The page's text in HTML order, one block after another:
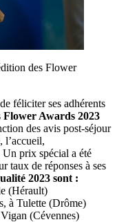
des Flower
féliciter ses adhérents
Flower Awards 2023
des avis post-séjour
l’accueil,
Un prix spécial a été
taux de réponses à ses
2023 sont :
(Hérault)
à Tulette (Drôme)
(Cévennes)